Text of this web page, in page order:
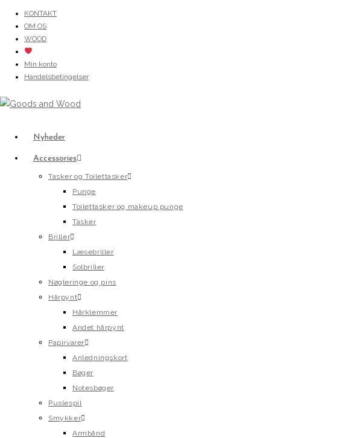
content
KONTAKT
OM OS
WOOD
Min konto
Handelsbetingelser
Nyheder
Accessories
Tasker og Toilettasker
Punge
Toilettasker og makeup punge
Tasker
Briller
Læsebriller
Solbriller
Nøgleringe og pins
Hårpynt
Hårklemmer
Andet hårpynt
Papirvarer
Anledningskort
Bøger
Notesbøger
Puslespil
Smykker
Armbånd